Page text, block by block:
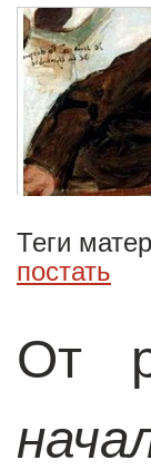
Теги
постать
От